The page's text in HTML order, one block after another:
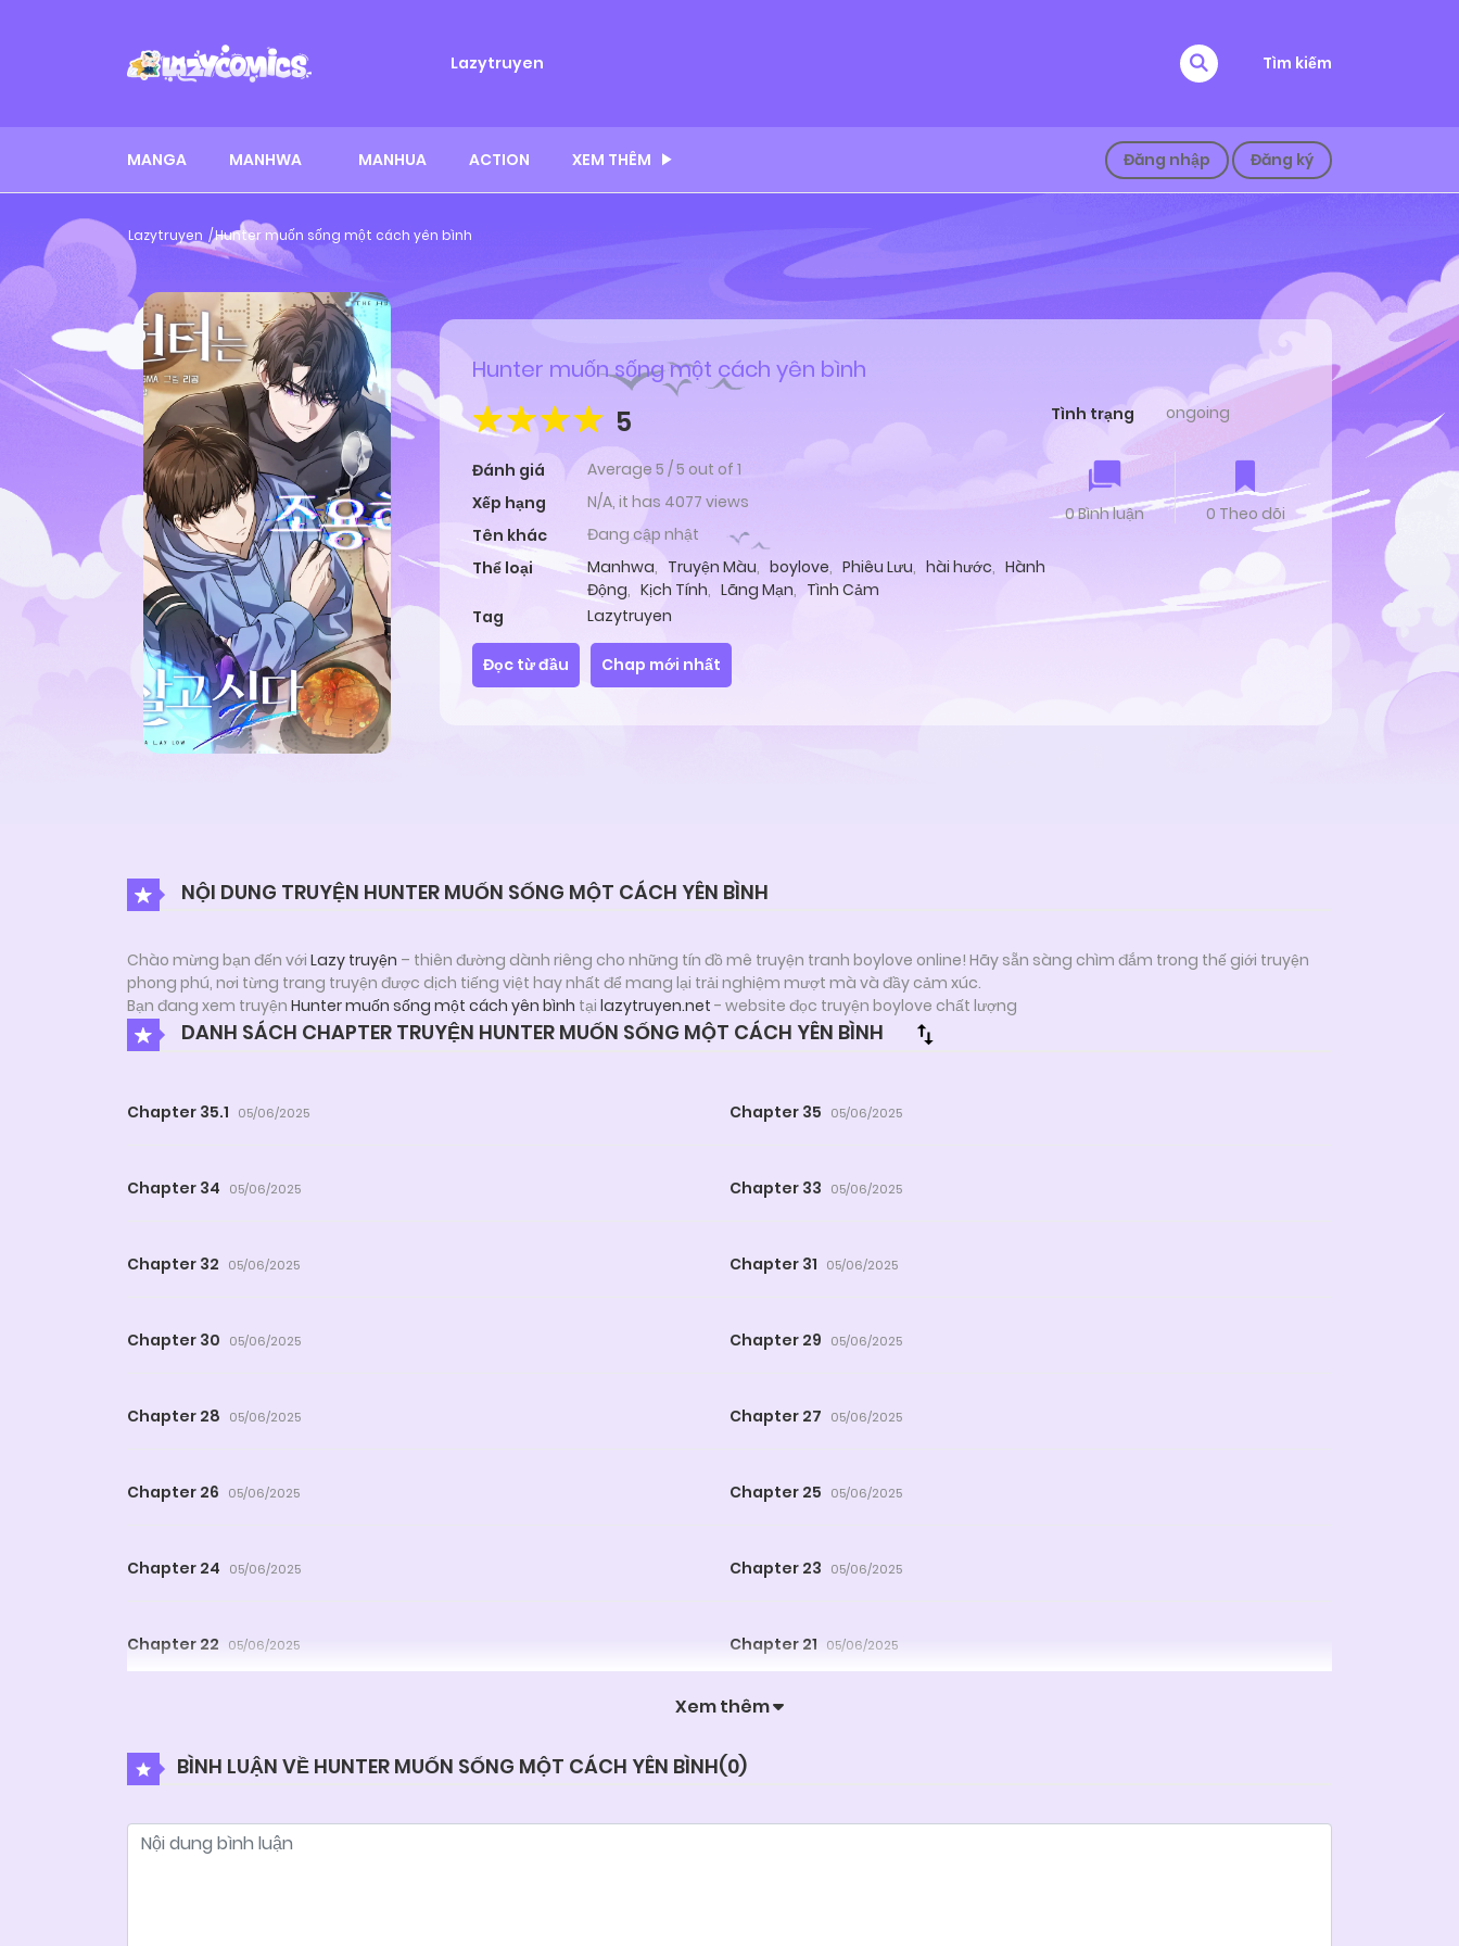
Lazytruyen Tìm kiếm
MANGA MANHWA MANHUA ACTION XEM THÊM Đăng nhập Đăng ký
Lazytruyen Hunter muốn sống một cách yên bình
Hunter muốn sống một cách yên bình
5
Đánh giá Average 5 /5 out of 1
Xếp hạng
N/A, it has 4077 views
Tên khác
Đang cập nhật
Thể loại
Manhwa, Truyện Màu, boylove, Phiêu Lưu, hài hước, Hành
Động, Kịch Tính, Lãng Mạn, Tình Cảm
Tag
Lazytruyen
Tình trạng ongoing
0 Bình luận 0 Theo dõi
Đọc từ đầu Chap mới nhất
NỘI DUNG TRUYỆN HUNTER MUỐN SỐNG MỘT CÁCH YÊN BÌNH
Chào mừng bạn đến với Lazy truyện – thiên đường dành riêng cho những tín đồ mê truyện tranh boylove online! Hãy sẵn sàng chìm đắm trong thế giới truyện
phong phú, nơi từng trang truyện được dịch tiếng việt hay nhất để mang lại trải nghiệm mượt mà và đầy cảm xúc.
Bạn đang xem truyện Hunter muốn sống một cách yên bình tại lazytruyen.net - website đọc truyện boylove chất lượng
DANH SÁCH CHAPTER TRUYỆN HUNTER MUỐN SỐNG MỘT CÁCH YÊN BÌNH
Chapter 35.1 05/06/2025 Chapter 35 05/06/2025
Chapter 34 05/06/2025 Chapter 33 05/06/2025
Chapter 32 05/06/2025 Chapter 31 05/06/2025
Chapter 30 05/06/2025 Chapter 29 05/06/2025
Chapter 28 05/06/2025 Chapter 27 05/06/2025
Chapter 26 05/06/2025 Chapter 25 05/06/2025
Chapter 24 05/06/2025 Chapter 23 05/06/2025
Chapter 22 05/06/2025 Chapter 21 05/06/2025
Xem thêm
BÌNH LUẬN VỀ HUNTER MUỐN SỐNG MỘT CÁCH YÊN BÌNH(0)